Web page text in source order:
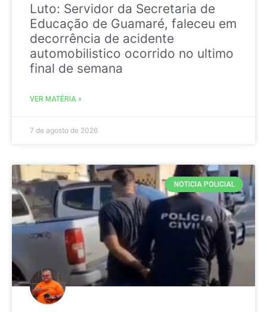
Luto: Servidor da Secretaria de
Educação de Guamaré, faleceu em
decorrência de acidente
automobilistico ocorrido no ultimo
final de semana
VER MATÉRIA »
7 de agosto de 2026
NOTICIA POLICIAL